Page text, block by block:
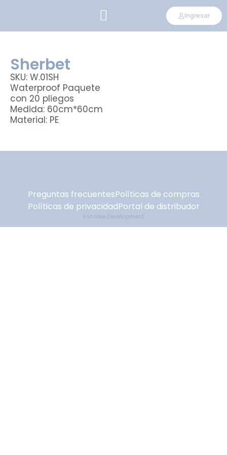
Ingresar
Sherbet
SKU: W.01SH
Waterproof Paquete
con 20 pliegos
Medida: 60cm*60cm
Material: PE
Preguntas frecuentesPolíticas de compras
Políticas de privacidadPortal de distribudor
Ennoble Development